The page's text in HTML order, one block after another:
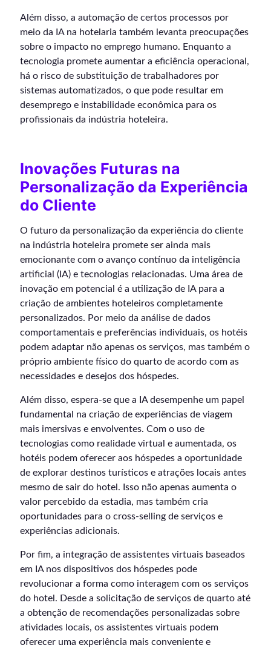
Além disso, a automação de certos processos por
meio da IA na hotelaria também levanta preocupações
sobre o impacto no emprego humano. Enquanto a
tecnologia promete aumentar a eficiência operacional,
há o risco de substituição de trabalhadores por
sistemas automatizados, o que pode resultar em
desemprego e instabilidade econômica para os
profissionais da indústria hoteleira.
Inovações Futuras na
Personalização da Experiência
do Cliente
O futuro da personalização da experiência do cliente
na indústria hoteleira promete ser ainda mais
emocionante com o avanço contínuo da inteligência
artificial (IA) e tecnologias relacionadas. Uma área de
inovação em potencial é a utilização de IA para a
criação de ambientes hoteleiros completamente
personalizados. Por meio da análise de dados
comportamentais e preferências individuais, os hotéis
podem adaptar não apenas os serviços, mas também o
próprio ambiente físico do quarto de acordo com as
necessidades e desejos dos hóspedes.
Além disso, espera-se que a IA desempenhe um papel
fundamental na criação de experiências de viagem
mais imersivas e envolventes. Com o uso de
tecnologias como realidade virtual e aumentada, os
hotéis podem oferecer aos hóspedes a oportunidade
de explorar destinos turísticos e atrações locais antes
mesmo de sair do hotel. Isso não apenas aumenta o
valor percebido da estadia, mas também cria
oportunidades para o cross-selling de serviços e
experiências adicionais.
Por fim, a integração de assistentes virtuais baseados
em IA nos dispositivos dos hóspedes pode
revolucionar a forma como interagem com os serviços
do hotel. Desde a solicitação de serviços de quarto até
a obtenção de recomendações personalizadas sobre
atividades locais, os assistentes virtuais podem
oferecer uma experiência mais conveniente e